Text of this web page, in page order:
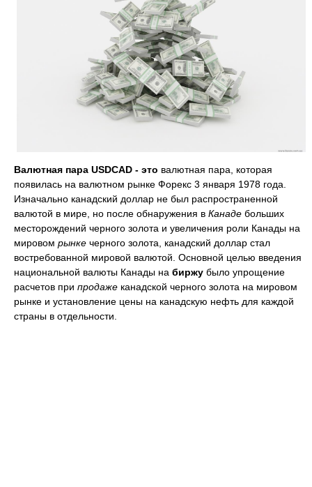
Валютная пара USDCAD - это валютная пара, которая
появилась на валютном рынке Форекс 3 января 1978 года.
Изначально канадский доллар не был распространенной
валютой в мире, но после обнаружения в Канаде больших
месторождений черного золота и увеличения роли Канады на
мировом рынке черного золота, канадский доллар стал
востребованной мировой валютой. Основной целью введения
национальной валюты Канады на биржу было упрощение
расчетов при продаже канадской черного золота на мировом
рынке и установление цены на канадскую нефть для каждой
страны в отдельности.